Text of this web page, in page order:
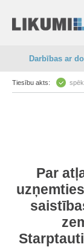
Darbības ar
Tiesību akts:
Par